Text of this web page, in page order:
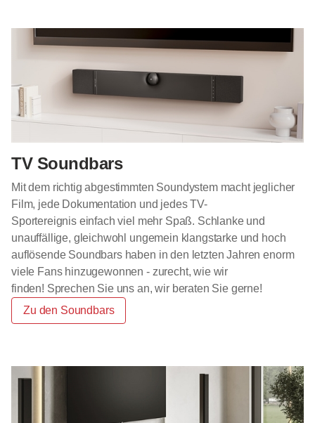
TV Soundbars
Mit dem richtig abgestimmten Soundystem macht jeglicher
Film, jede Dokumentation und jedes TV-
Sportereignis einfach viel mehr Spaß. Schlanke und
unauffällige, gleichwohl ungemein klangstarke und hoch
auflösende Soundbars haben in den letzten Jahren enorm
viele Fans hinzugewonnen - zurecht, wie wir
finden! Sprechen Sie uns an, wir beraten Sie gerne!
Zu den Soundbars